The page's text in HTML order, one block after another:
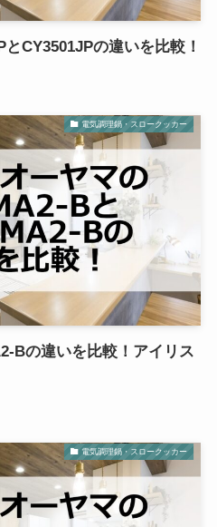
CY3501JPの違いを比較！
電気調理鍋・スロークッカー
Bの違いを比較！アイリス
電気調理鍋・スロークッカー